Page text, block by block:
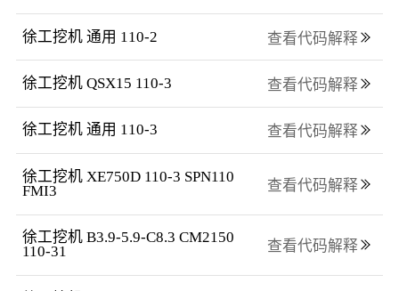
徐工挖机 通用 110-2 查看代码解释
徐工挖机 QSX15 110-3 查看代码解释
徐工挖机 通用 110-3 查看代码解释
徐工挖机 XE750D 110-3 SPN110
FMI3
查看代码解释
徐工挖机 B3.9-5.9-C8.3 CM2150
110-31
查看代码解释